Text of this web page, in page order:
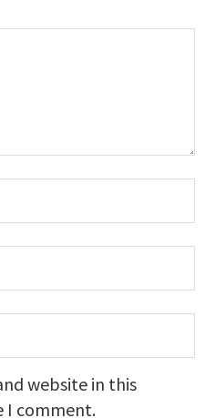
website in this
I comment.